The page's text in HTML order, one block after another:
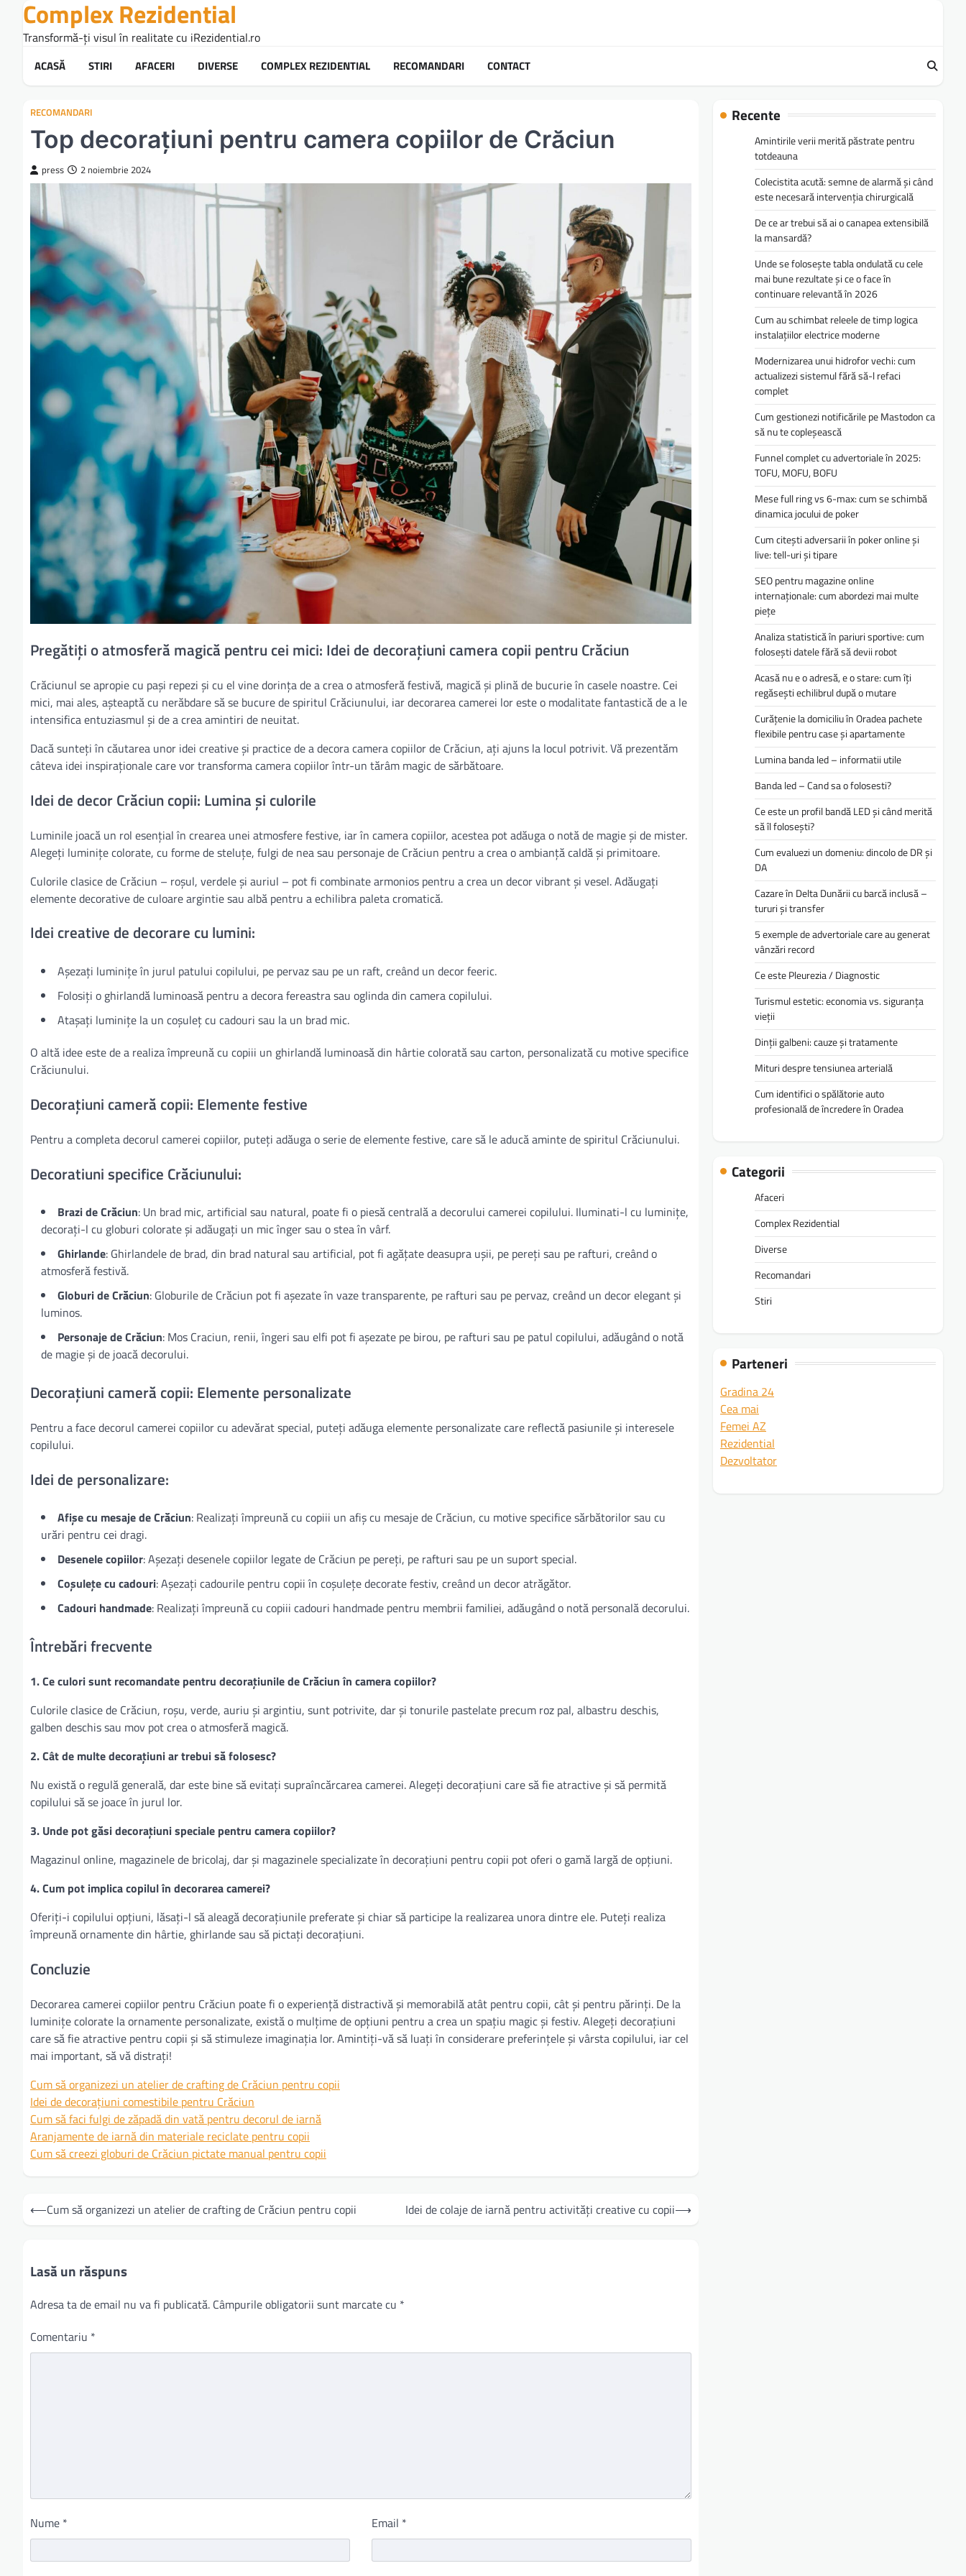
content
Complex Rezidential
Transformă-ți visul în realitate cu iRezidential.ro
ACASĂ STIRI AFACERI DIVERSE COMPLEX REZIDENTIAL RECOMANDARI CONTACT
RECOMANDARI
Top decorațiuni pentru camera copiilor de Crăciun
press 2 noiembrie 2024
Pregătiți o atmosferă magică pentru cei mici: Idei de decorațiuni camera copii pentru Crăciun
Crăciunul se apropie cu pași repezi și cu el vine dorința de a crea o atmosferă festivă, magică și plină de bucurie în casele noastre. Cei
mici, mai ales, așteaptă cu nerăbdare să se bucure de spiritul Crăciunului, iar decorarea camerei lor este o modalitate fantastică de a le
intensifica entuziasmul și de a crea amintiri de neuitat.
Dacă sunteți în căutarea unor idei creative și practice de a decora camera copiilor de Crăciun, ați ajuns la locul potrivit. Vă prezentăm
câteva idei inspiraționale care vor transforma camera copiilor într-un tărâm magic de sărbătoare.
Idei de decor Crăciun copii: Lumina și culorile
Luminile joacă un rol esențial în crearea unei atmosfere festive, iar în camera copiilor, acestea pot adăuga o notă de magie și de mister.
Alegeți luminițe colorate, cu forme de steluțe, fulgi de nea sau personaje de Crăciun pentru a crea o ambianță caldă și primitoare.
Culorile clasice de Crăciun – roșul, verdele și auriul – pot fi combinate armonios pentru a crea un decor vibrant și vesel. Adăugați
elemente decorative de culoare argintie sau albă pentru a echilibra paleta cromatică.
Idei creative de decorare cu lumini:
Așezați luminițe în jurul patului copilului, pe pervaz sau pe un raft, creând un decor feeric.
Folosiți o ghirlandă luminoasă pentru a decora fereastra sau oglinda din camera copilului.
Atașați luminițe la un coșuleț cu cadouri sau la un brad mic.
O altă idee este de a realiza împreună cu copiii un ghirlandă luminoasă din hârtie colorată sau carton, personalizată cu motive specifice
Crăciunului.
Decorațiuni cameră copii: Elemente festive
Pentru a completa decorul camerei copiilor, puteți adăuga o serie de elemente festive, care să le aducă aminte de spiritul Crăciunului.
Decoratiuni specifice Crăciunului:
Brazi de Crăciun: Un brad mic, artificial sau natural, poate fi o piesă centrală a decorului camerei copilului. Iluminati-l cu luminițe,
decorați-l cu globuri colorate și adăugați un mic înger sau o stea în vârf.
Ghirlande: Ghirlandele de brad, din brad natural sau artificial, pot fi agățate deasupra ușii, pe pereți sau pe rafturi, creând o
atmosferă festivă.
Globuri de Crăciun: Globurile de Crăciun pot fi așezate în vaze transparente, pe rafturi sau pe pervaz, creând un decor elegant și
luminos.
Personaje de Crăciun: Mos Craciun, renii, îngeri sau elfi pot fi așezate pe birou, pe rafturi sau pe patul copilului, adăugând o notă
de magie și de joacă decorului.
Decorațiuni cameră copii: Elemente personalizate
Pentru a face decorul camerei copiilor cu adevărat special, puteți adăuga elemente personalizate care reflectă pasiunile și interesele
copilului.
Idei de personalizare:
Afișe cu mesaje de Crăciun: Realizați împreună cu copiii un afiș cu mesaje de Crăciun, cu motive specifice sărbătorilor sau cu
urări pentru cei dragi.
Desenele copiilor: Așezați desenele copiilor legate de Crăciun pe pereți, pe rafturi sau pe un suport special.
Coșulețe cu cadouri: Așezați cadourile pentru copii în coșulețe decorate festiv, creând un decor atrăgător.
Cadouri handmade: Realizați împreună cu copiii cadouri handmade pentru membrii familiei, adăugând o notă personală decorului.
Întrebări frecvente
1. Ce culori sunt recomandate pentru decorațiunile de Crăciun în camera copiilor?
Culorile clasice de Crăciun, roșu, verde, auriu și argintiu, sunt potrivite, dar și tonurile pastelate precum roz pal, albastru deschis,
galben deschis sau mov pot crea o atmosferă magică.
2. Cât de multe decorațiuni ar trebui să folosesc?
Nu există o regulă generală, dar este bine să evitați supraîncărcarea camerei. Alegeți decorațiuni care să fie atractive și să permită
copilului să se joace în jurul lor.
3. Unde pot găsi decorațiuni speciale pentru camera copiilor?
Magazinul online, magazinele de bricolaj, dar și magazinele specializate în decorațiuni pentru copii pot oferi o gamă largă de opțiuni.
4. Cum pot implica copilul în decorarea camerei?
Oferiți-i copilului opțiuni, lăsați-l să aleagă decorațiunile preferate și chiar să participe la realizarea unora dintre ele. Puteți realiza
împreună ornamente din hârtie, ghirlande sau să pictați decorațiuni.
Concluzie
Decorarea camerei copiilor pentru Crăciun poate fi o experiență distractivă și memorabilă atât pentru copii, cât și pentru părinți. De la
luminițe colorate la ornamente personalizate, există o mulțime de opțiuni pentru a crea un spațiu magic și festiv. Alegeți decorațiuni
care să fie atractive pentru copii și să stimuleze imaginația lor. Amintiți-vă să luați în considerare preferințele și vârsta copilului, iar cel
mai important, să vă distrați!
Cum să organizezi un atelier de crafting de Crăciun pentru copii
Idei de decorațiuni comestibile pentru Crăciun
Cum să faci fulgi de zăpadă din vată pentru decorul de iarnă
Aranjamente de iarnă din materiale reciclate pentru copii
Cum să creezi globuri de Crăciun pictate manual pentru copii
Navigare
în
⟵Cum să organizezi un atelier de crafting de Crăciun pentru copii Idei de colaje de iarnă pentru activități creative cu copii⟶
Lasă un răspuns
Adresa ta de email nu va fi publicată. Câmpurile obligatorii sunt marcate cu *
Comentariu *
Nume * Email *
Recente
Amintirile verii merită păstrate pentru
totdeauna
Colecistita acută: semne de alarmă și când
este necesară intervenția chirurgicală
De ce ar trebui să ai o canapea extensibilă
la mansardă?
Unde se folosește tabla ondulată cu cele
mai bune rezultate și ce o face în
continuare relevantă în 2026
Cum au schimbat releele de timp logica
instalațiilor electrice moderne
Modernizarea unui hidrofor vechi: cum
actualizezi sistemul fără să-l refaci
complet
Cum gestionezi notificările pe Mastodon ca
să nu te copleșească
Funnel complet cu advertoriale în 2025:
TOFU, MOFU, BOFU
Mese full ring vs 6-max: cum se schimbă
dinamica jocului de poker
Cum citești adversarii în poker online și
live: tell-uri și tipare
SEO pentru magazine online
internaționale: cum abordezi mai multe
piețe
Analiza statistică în pariuri sportive: cum
folosești datele fără să devii robot
Acasă nu e o adresă, e o stare: cum îți
regăsești echilibrul după o mutare
Curățenie la domiciliu în Oradea pachete
flexibile pentru case și apartamente
Lumina banda led – informatii utile
Banda led – Cand sa o folosesti?
Ce este un profil bandă LED și când merită
să îl folosești?
Cum evaluezi un domeniu: dincolo de DR și
DA
Cazare în Delta Dunării cu barcă inclusă –
tururi și transfer
5 exemple de advertoriale care au generat
vânzări record
Ce este Pleurezia / Diagnostic
Turismul estetic: economia vs. siguranța
vieții
Dinții galbeni: cauze și tratamente
Mituri despre tensiunea arterială
Cum identifici o spălătorie auto
profesională de încredere în Oradea
Categorii
Afaceri
Complex Rezidential
Diverse
Recomandari
Stiri
Parteneri
Gradina 24
Cea mai
Femei AZ
Rezidential
Dezvoltator